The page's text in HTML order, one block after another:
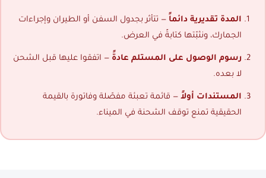
المدة تقديرية دائماً — تتأثر بجدول السفن أو الطيران وإجراءات
الجمارك، ونثبّتها كتابةً في العرض.
رسوم الوصول على المستلم عادةً — اتفقوا عليها قبل الشحن
لا بعده.
المستندات أولاً — قائمة تعبئة مفصّلة وفاتورة بالقيمة
الحقيقية تمنع توقف الشحنة في الميناء.